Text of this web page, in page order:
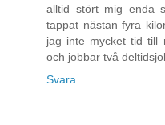
alltid stört mig enda
tappat nästan fyra
jag inte mycket tid till
och jobbar två
Svara